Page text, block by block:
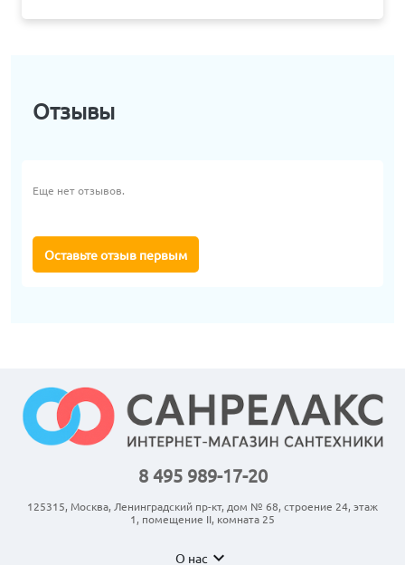
Отзывы
Еще нет отзывов.
Оставьте отзыв первым
8 495 989-17-20
125315, Москва, Ленинградский пр-кт, дом № 68, строение 24, этаж
1, помещение II, комната 25
О нас expand_more